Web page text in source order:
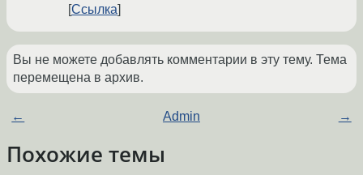
Ссылка
Вы не можете добавлять комментарии в эту тему. Тема
перемещена в архив.
← Admin →
Похожие темы